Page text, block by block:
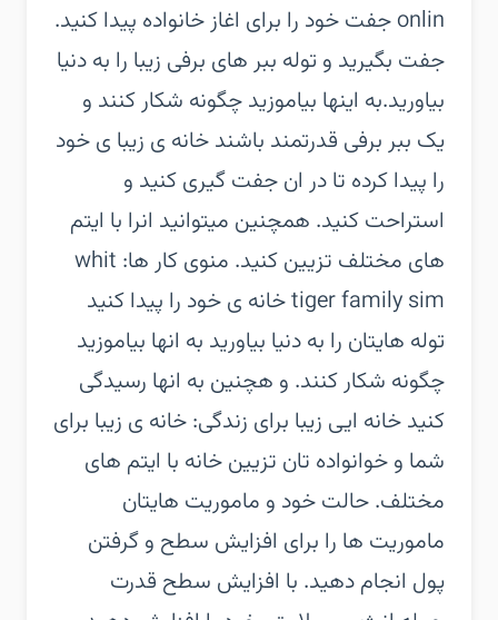
onlin‏ جفت خود را برای اغاز خانواده پیدا کنید.
جفت بگیرید و توله ببر های برفی زیبا را به دنیا
بیاورید.به اینها بیاموزید چگونه شکار کنند و
یک ببر برفی قدرتمند باشند‏ خانه ی زیبا ی خود
را پیدا کرده تا در ان جفت گیری کنید و
استراحت کنید. همچنین میتوانید انرا با ایتم
های مختلف تزیین کنید.‏ منوی کار ها:‏ whit
tiger family sim‏ خانه ی خود را پیدا کنید‏
توله هایتان را به دنیا بیاورید‏ به انها بیاموزید
چگونه شکار کنند.‏ و هچنین به انها رسیدگی
کنید‏ خانه ایی زیبا برای زندگی:‏ خانه ی زیبا برای
شما و خوانواده تان‏ تزیین خانه با ایتم های
مختلف.‏ حالت خود و ماموریت هایتان‏
ماموریت ها را برای افزایش سطح و گرفتن
پول انجام دهید.‏ با افزایش سطح قدرت